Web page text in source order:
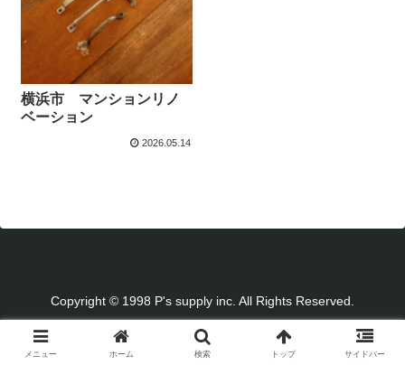
横浜市 マンションリノ
ベーション
2026.05.14
Copyright © 1998 P's supply inc. All Rights Reserved.
メニュー ホーム 検索 トップ サイドバー